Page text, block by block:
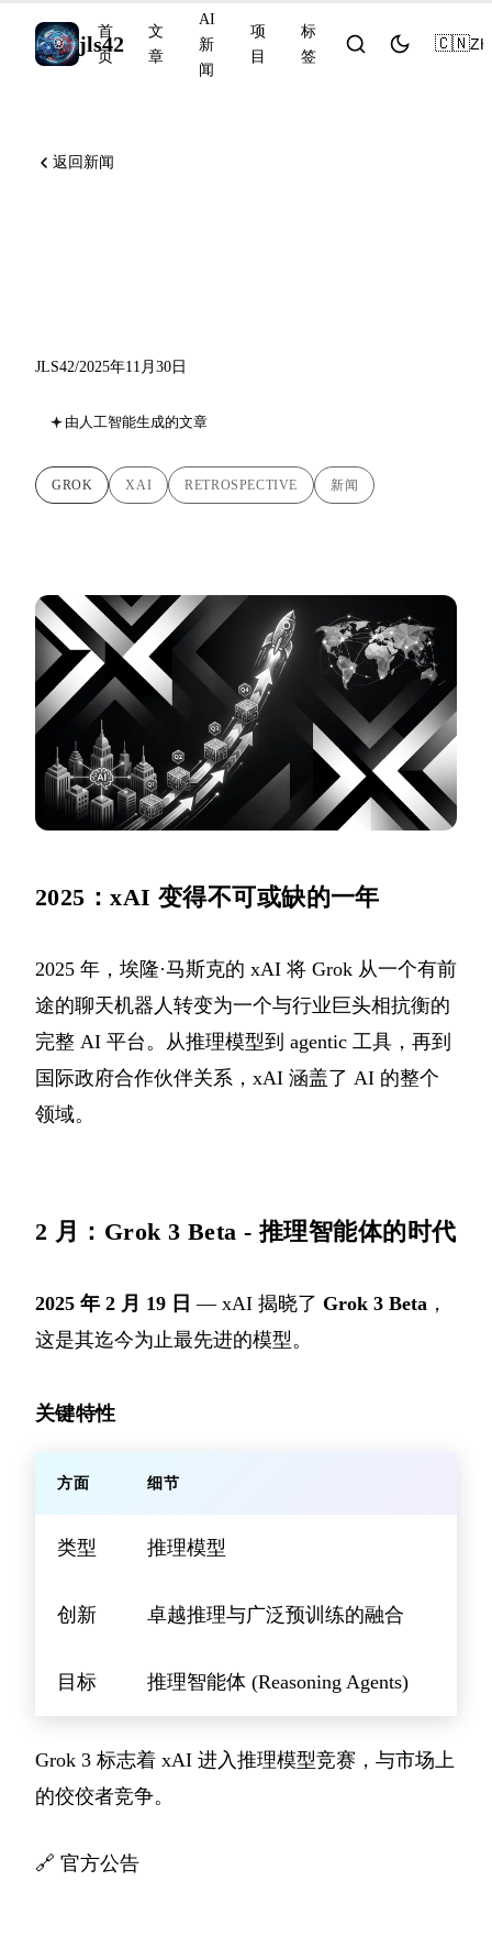
jls42
首
页
文
章
AI
新
闻
项
目
标
签
🇨🇳ZH
返回新闻
JLS42/2025年11月30日
由人工智能生成的文章
GROK XAI RETROSPECTIVE 新闻
2025：xAI 变得不可或缺的一年
2025 年，埃隆·马斯克的 xAI 将 Grok 从一个有前
途的聊天机器人转变为一个与行业巨头相抗衡的
完整 AI 平台。从推理模型到 agentic 工具，再到
国际政府合作伙伴关系，xAI 涵盖了 AI 的整个
领域。
2 月：Grok 3 Beta - 推理智能体的时代
2025 年 2 月 19 日 — xAI 揭晓了 Grok 3 Beta ，
这是其迄今为止最先进的模型。
关键特性
方面 细节
类型 推理模型
创新 卓越推理与广泛预训练的融合
目标 推理智能体 (Reasoning Agents)
Grok 3 标志着 xAI 进入推理模型竞赛，与市场上
的佼佼者竞争。
🔗 官方公告